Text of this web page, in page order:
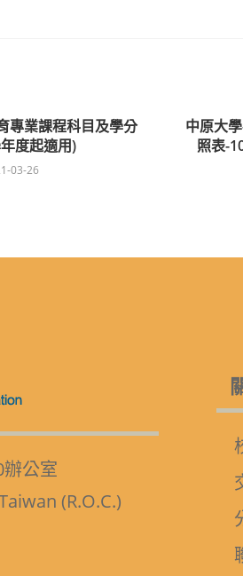
專業課程科目及學分
度起適用)
03-26
中原大
照表-
公室
(R.O.C.)